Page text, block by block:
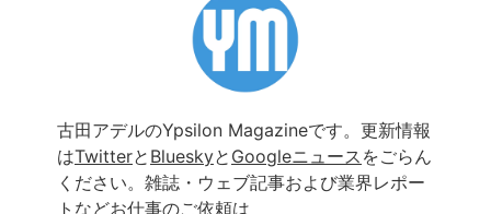
古田アデルのYpsilon Magazineです。更新情報
はTwitterと Blueskyと Googleニュース をごらん
ください。雑誌・ウェブ記事および業界レポー
トなどお仕事のご依頼は